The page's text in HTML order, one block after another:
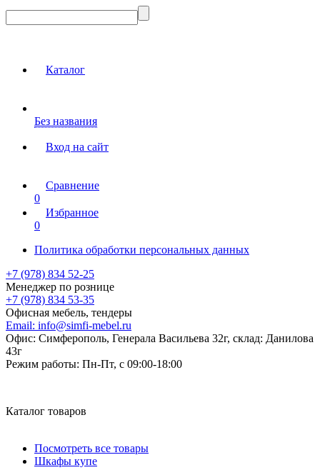
Каталог
Без названия
Вход на сайт
Сравнение
0
Избранное
0
Политика обработки персональных данных
+7 (978) 834 52-25
Менеджер по рознице
+7 (978) 834 53-35
Офисная мебель, тендеры
Email: info@simfi-mebel.ru
Офис: Симферополь, Генерала Васильева 32г, склад: Данилова
43г
Режим работы: Пн-Пт, с 09:00-18:00
Каталог товаров
Посмотреть все товары
Шкафы купе